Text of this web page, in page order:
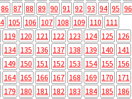
86 87 88 89 90 91 92 93 94 95 96
105 106 107 108 109 110 111
119 120 121 122 123 124 125 126
134 135 136 137 138 139 140 141
149 150 151 152 153 154 155 156
164 165 166 167 168 169 170 171
179 180 181 182 183 184 185 186